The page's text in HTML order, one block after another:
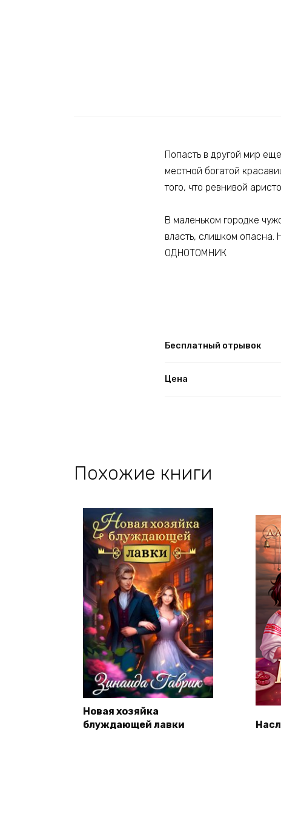
Попасть в другой мир
местной богатой
того, что ревнивой
В маленьком городке
власть, слишком опасна.
ОДНОТОМНИК
Бесплатный отрывок
Цена
Похожие книги
Новая хозяйка
блуждающей лавки